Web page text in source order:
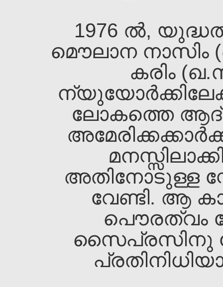
1976 ല്‍,
മൌലാന
കരിം
ലോകത്തെ
അതിനോടുള്ള
വേണ്ടി. ആ
പൌരത്വം
സൈപ്രസിനു